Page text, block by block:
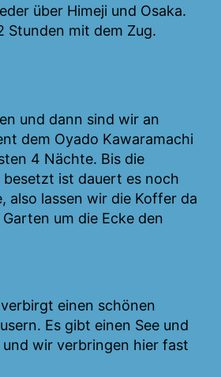
über Himeji und Osaka.
Stunden mit dem Zug.
und dann sind wir an
dem Oyado Kawaramachi
4 Nächte. Bis die
ist dauert es noch
also lassen wir die Koffer da
um die Ecke den
einen schönen
Es gibt einen See und
wir verbringen hier fast